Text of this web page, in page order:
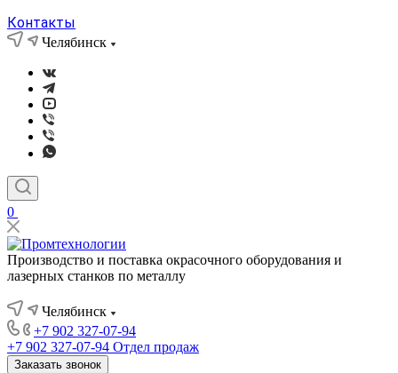
Контакты
Челябинск
0
Производство и поставка окрасочного оборудования и
лазерных станков по металлу
Челябинск
+7 902 327-07-94
+7 902 327-07-94 Отдел продаж
Заказать звонок